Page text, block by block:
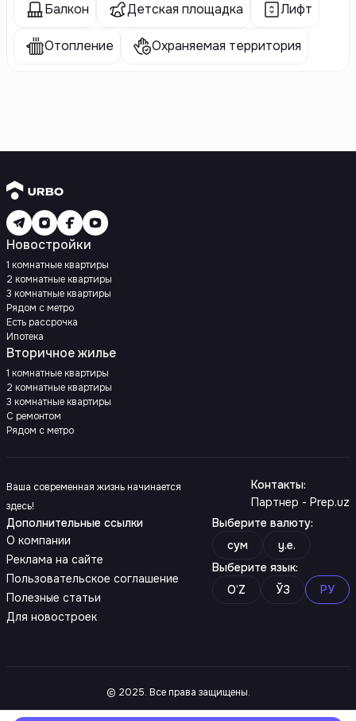
Балкон Детская площадка Лифт
Отопление Охраняемая территория
Новостройки
1 комнатные квартиры
2 комнатные квартиры
3 комнатные квартиры
Рядом с метро
Есть рассрочка
Ипотека
Вторичное жилье
1 комнатные квартиры
2 комнатные квартиры
3 комнатные квартиры
С ремонтом
Рядом с метро
Ваша современная жизнь начинается
здесь!
Контакты:
Партнер - Prep.uz
Дополнительные ссылки
О компании
Реклама на сайте
Пользовательское соглашение
Полезные статьи
Для новостроек
Выберите валюту:
сум
y.e.
Выберите язык:
O‘Z
ЎЗ РУ
© 2025. Все права защищены.